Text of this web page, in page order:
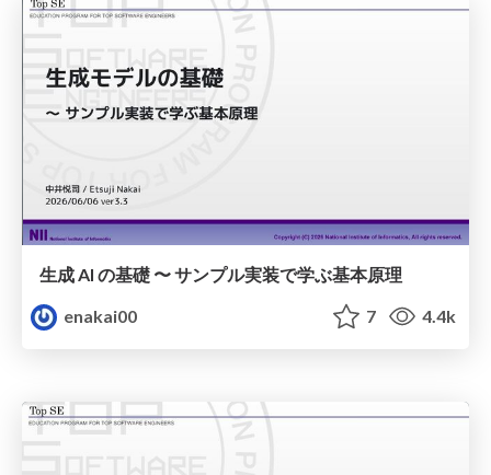
生成 AI の基礎 〜 サンプル実装で学ぶ基本原理
enakai00
7 4.4k